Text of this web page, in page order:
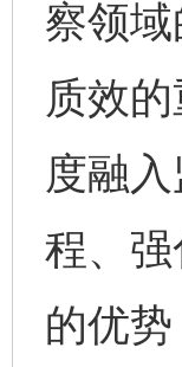
察领
质效
度融
程、
的优